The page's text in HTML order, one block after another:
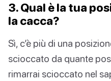
3. Qual è la tua
la cacca?
Sì, c’è più di una
scioccato da quante
rimarrai scioccato nel